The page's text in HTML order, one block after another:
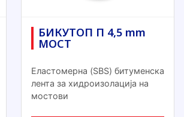
БИКУТОП П 4,5 mm
МОСТ
Еластомерна (SBS) битуменска
лента за хидроизолација на
мостови